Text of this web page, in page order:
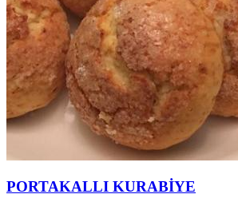
PORTAKALLI KURABİYE